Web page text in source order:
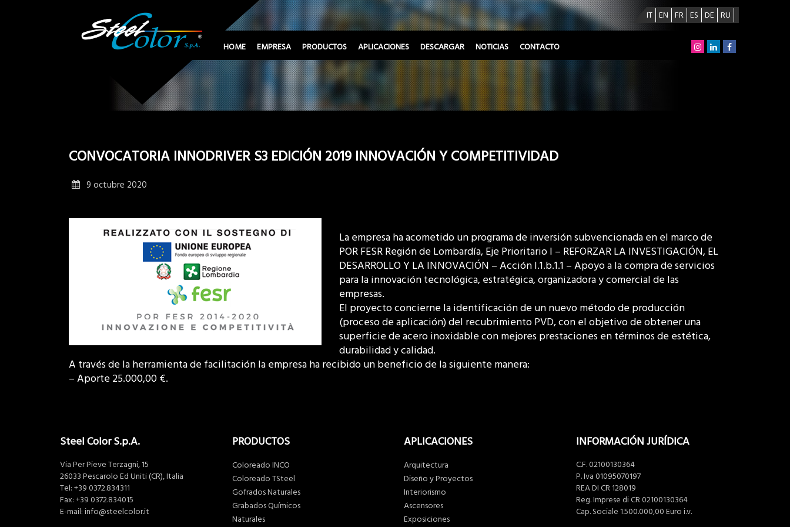
IT EN FR ES DE RU
HOME EMPRESA PRODUCTOS APLICACIONES DESCARGAR NOTICIAS CONTACTO
CONVOCATORIA INNODRIVER S3 EDICIÓN 2019 INNOVACIÓN Y COMPETITIVIDAD
9 octubre 2020
La empresa ha acometido un programa de inversión subvencionada en el marco de
POR FESR Región de Lombardía, Eje Prioritario I – REFORZAR LA INVESTIGACIÓN, EL
DESARROLLO Y LA INNOVACIÓN – Acción I.1.b.1.1 – Apoyo a la compra de servicios
para la innovación tecnológica, estratégica, organizadora y comercial de las
empresas.
El proyecto concierne la identificación de un nuevo método de producción
(proceso de aplicación) del recubrimiento PVD, con el objetivo de obtener una
superficie de acero inoxidable con mejores prestaciones en términos de estética,
durabilidad y calidad.
A través de la herramienta de facilitación la empresa ha recibido un beneficio de la siguiente manera:
– Aporte 25.000,00 €.
Steel Color S.p.A.
Via Per Pieve Terzagni, 15
26033 Pescarolo Ed Uniti (CR), Italia
Tel: +39 0372.834311
Fax: +39 0372.834015
E-mail: info@steelcolor.it
PRODUCTOS
Coloreado INCO
Coloreado TSteel
Gofrados Naturales
Grabados Químicos
Naturales
APLICACIONES
Arquitectura
Diseño y Proyectos
Interiorismo
Ascensores
Exposiciones
INFORMACIÓN JURÍDICA
C.F. 02100130364
P. Iva 01095070197
REA DI CR 128019
Reg. Imprese di CR 02100130364
Cap. Sociale 1.500.000,00 Euro i.v.